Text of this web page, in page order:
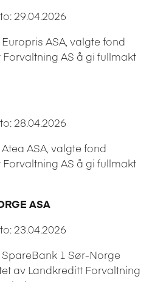
29.04.2026
ASA, valgte fond
AS å gi fullmakt
28.04.2026
ASA, valgte fond
AS å gi fullmakt
ASA
23.04.2026
1 Sør-Norge
av Landkreditt Forvaltning